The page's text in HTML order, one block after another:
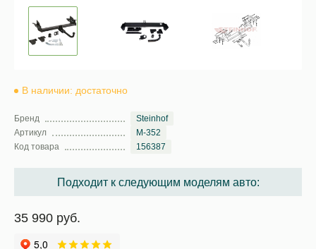
В наличии: достаточно
Бренд
Steinhof
Артикул
M-352
Код товара
156387
Подходит к следующим моделям авто:
35 990 руб.